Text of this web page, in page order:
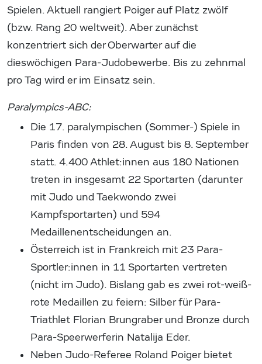
Spielen. Aktuell rangiert Poiger auf Platz zwölf
(bzw. Rang 20 weltweit). Aber zunächst
konzentriert sich der Oberwarter auf die
dieswöchigen Para-Judobewerbe. Bis zu zehnmal
pro Tag wird er im Einsatz sein.
Paralympics-ABC:
Die 17. paralympischen (Sommer-) Spiele in
Paris finden von 28. August bis 8. September
statt. 4.400 Athlet:innen aus 180 Nationen
treten in insgesamt 22 Sportarten (darunter
mit Judo und Taekwondo zwei
Kampfsportarten) und 594
Medaillenentscheidungen an.
Österreich ist in Frankreich mit 23 Para-
Sportler:innen in 11 Sportarten vertreten
(nicht im Judo). Bislang gab es zwei rot-weiß-
rote Medaillen zu feiern: Silber für Para-
Triathlet Florian Brungraber und Bronze durch
Para-Speerwerferin Natalija Eder.
Neben Judo-Referee Roland Poiger bietet